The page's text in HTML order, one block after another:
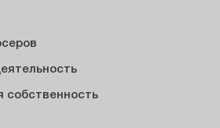
собственность